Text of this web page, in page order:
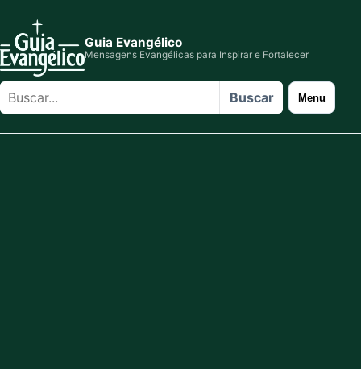
Guia Evangélico
Mensagens Evangélicas para Inspirar e Fortalecer
Buscar
no
site
Buscar Menu